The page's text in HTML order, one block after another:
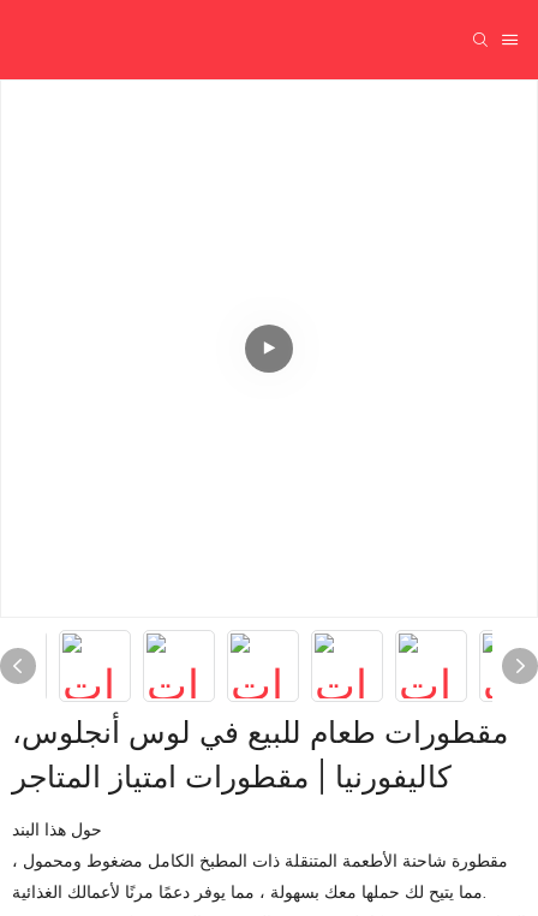
مقطورات طعام للبيع في لوس أنجلوس،
كاليفورنيا | مقطورات امتياز المتاجر
حول هذا البند
مقطورة شاحنة الأطعمة المتنقلة ذات المطبخ الكامل مضغوط ومحمول ،
مما يتيح لك حملها معك بسهولة ، مما يوفر دعمًا مرنًا لأعمالك الغذائية.